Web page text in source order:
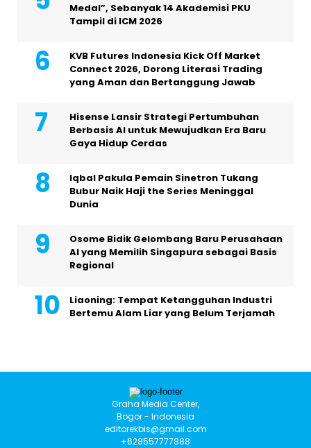
Medal”, Sebanyak 14 Akademisi PKU
Tampil di ICM 2026
KVB Futures Indonesia Kick Off Market
Connect 2026, Dorong Literasi Trading
yang Aman dan Bertanggung Jawab
Hisense Lansir Strategi Pertumbuhan
Berbasis AI untuk Mewujudkan Era Baru
Gaya Hidup Cerdas
Iqbal Pakula Pemain Sinetron Tukang
Bubur Naik Haji the Series Meninggal
Dunia
Osome Bidik Gelombang Baru Perusahaan
AI yang Memilih Singapura sebagai Basis
Regional
Liaoning: Tempat Ketangguhan Industri
Bertemu Alam Liar yang Belum Terjamah
Graha Media Center,
Bogor - Indonesia
editorekbis@gmail.com
+628557777888